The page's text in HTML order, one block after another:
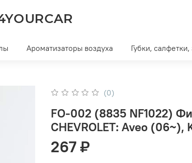
Ароматизаторы воздуха Губки,
(0)
FO-002 (8835 NF1022)
CHEVROLET: Aveo
267 ₽